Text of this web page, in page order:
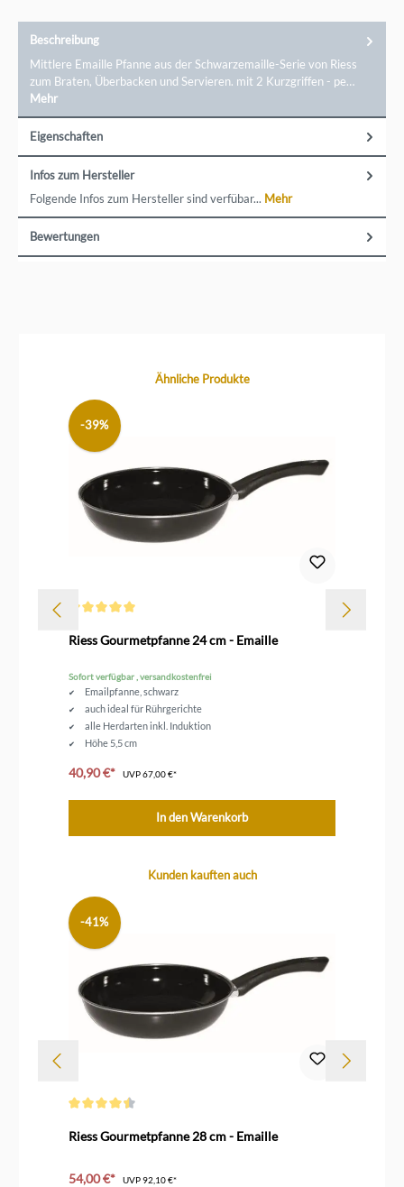
Beschreibung
Mittlere Emaille Pfanne aus der Schwarzemaille-Serie von Riess
zum Braten, Überbacken und Servieren. mit 2 Kurzgriffen - pe…
Mehr
Eigenschaften
Infos zum Hersteller
Folgende Infos zum Hersteller sind verfübar... Mehr
Bewertungen
Produktgalerie überspringenÄhnliche Produkte
-39%
Riess Gourmetpfanne 24 cm - Emaille
Sofort verfügbar , versandkostenfrei
Emailpfanne, schwarz
auch ideal für Rührgerichte
alle Herdarten inkl. Induktion
Höhe 5,5 cm
40,90 €* UVP67,00 €*
In den Warenkorb
Produktgalerie überspringenKunden kauften auch
-41%
Riess Gourmetpfanne 28 cm - Emaille
54,00 €* UVP92,10 €*